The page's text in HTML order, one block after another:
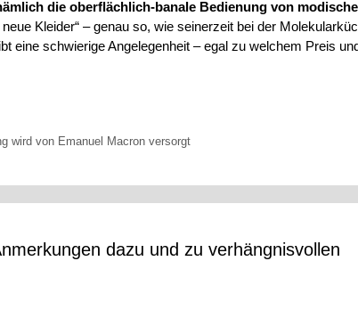
die oberflächlich-banale Bedienung von
Kleider“ – genau so, wie seinerzeit bei der
eine schwierige Angelegenheit – egal zu welchem Preis
wird von Emanuel Macron versorgt
dazu und zu verhängnisvollen